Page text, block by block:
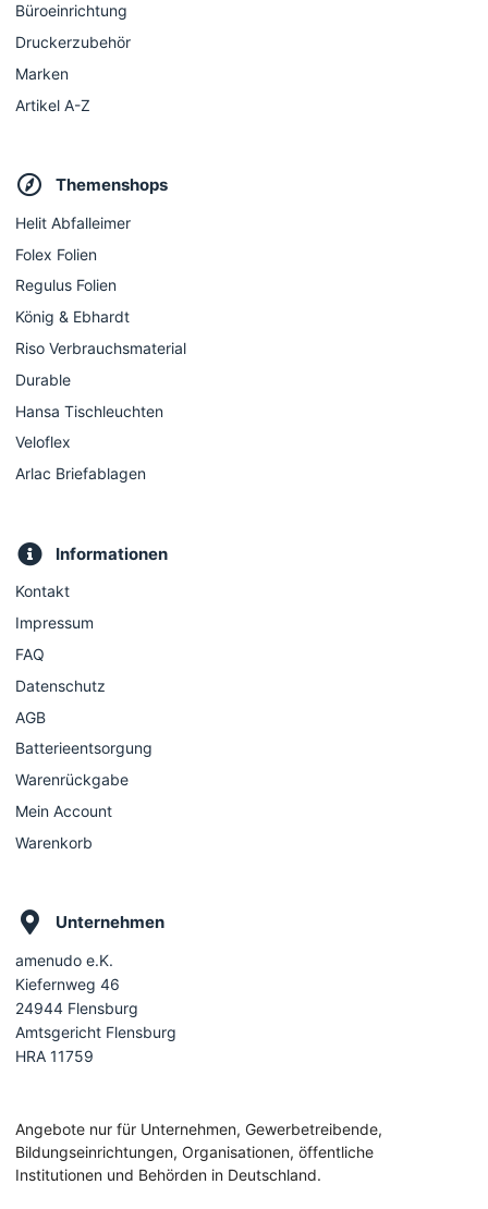
Büroeinrichtung
Druckerzubehör
Marken
Artikel A-Z
Themenshops
Helit Abfalleimer
Folex Folien
Regulus Folien
König & Ebhardt
Riso Verbrauchsmaterial
Durable
Hansa Tischleuchten
Veloflex
Arlac Briefablagen
Informationen
Kontakt
Impressum
FAQ
Datenschutz
AGB
Batterieentsorgung
Warenrückgabe
Mein Account
Warenkorb
Unternehmen
amenudo e.K.
Kiefernweg 46
24944 Flensburg
Amtsgericht Flensburg
HRA 11759
Angebote nur für Unternehmen, Gewerbetreibende,
Bildungseinrichtungen, Organisationen, öffentliche
Institutionen und Behörden in Deutschland.